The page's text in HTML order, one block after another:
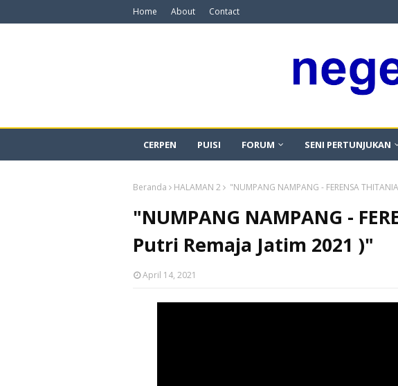
Home About Contact
CERPEN PUISI FORUM SENI PERTUNJUKAN
Beranda HALAMAN 2 "NUMPANG NAMPANG - FERENSA
"NUMPANG NAMPANG -
Putri Remaja Jatim 2021 )"
April 14, 2021